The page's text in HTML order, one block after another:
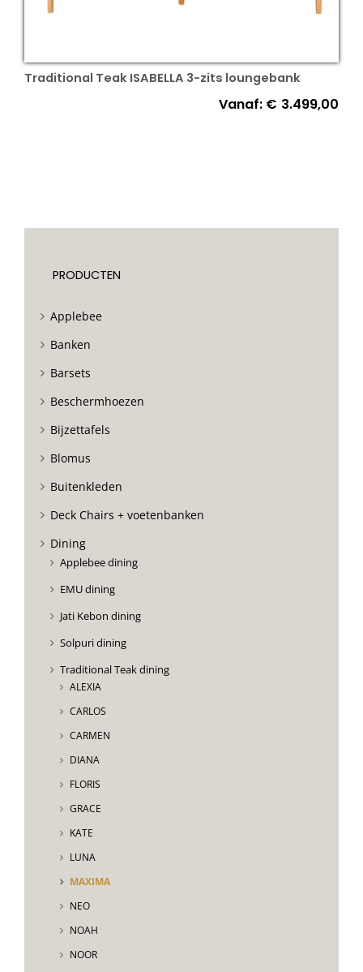
Traditional Teak ISABELLA 3-zits loungebank
Vanaf: € 3.499,00
PRODUCTEN
Applebee
Banken
Barsets
Beschermhoezen
Bijzettafels
Blomus
Buitenkleden
Deck Chairs + voetenbanken
Dining
Applebee dining
EMU dining
Jati Kebon dining
Solpuri dining
Traditional Teak dining
ALEXIA
CARLOS
CARMEN
DIANA
FLORIS
GRACE
KATE
LUNA
MAXIMA
NEO
NOAH
NOOR